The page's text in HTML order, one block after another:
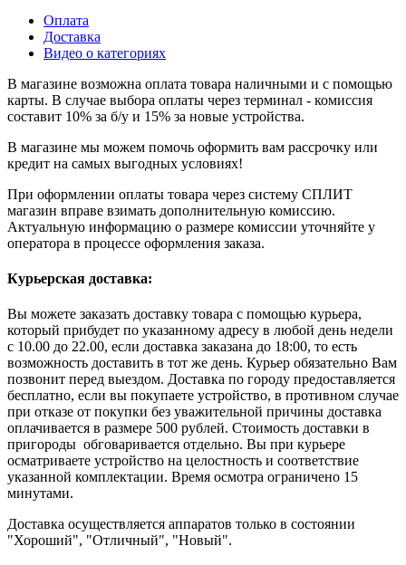
Оплата
Доставка
Видео о категориях
В магазине возможна оплата товара наличными и с помощью
карты. В случае выбора оплаты через терминал - комиссия
составит 10% за б/у и 15% за новые устройства.
В магазине мы можем помочь оформить вам рассрочку или
кредит на самых выгодных условиях!
При оформлении оплаты товара через систему СПЛИТ
магазин вправе взимать дополнительную комиссию.
Актуальную информацию о размере комиссии уточняйте у
оператора в процессе оформления заказа.
Курьерская доставка:
Вы можете заказать доставку товара с помощью курьера,
который прибудет по указанному адресу в любой день недели
с 10.00 до 22.00, если доставка заказана до 18:00, то есть
возможность доставить в тот же день. Курьер обязательно Вам
позвонит перед выездом. Доставка по городу предоставляется
бесплатно, если вы покупаете устройство, в противном случае
при отказе от покупки без уважительной причины доставка
оплачивается в размере 500 рублей. Стоимость доставки в
пригороды обговаривается отдельно. Вы при курьере
осматриваете устройство на целостность и соответствие
указанной комплектации. Время осмотра ограничено 15
минутами.
Доставка осуществляется аппаратов только в состоянии
"Хороший", "Отличный", "Новый".